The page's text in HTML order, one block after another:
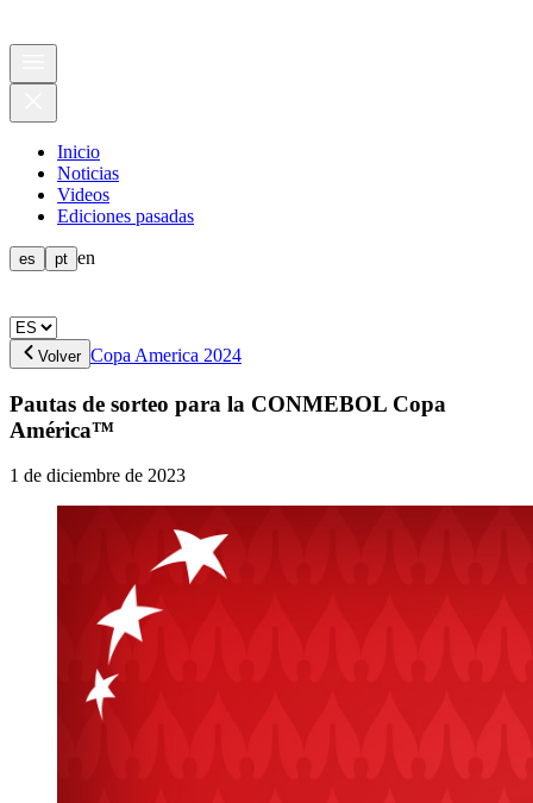
Inicio
Noticias
Videos
Ediciones pasadas
es pt en
Volver Copa America 2024
Pautas de sorteo para la CONMEBOL Copa
América™
1 de diciembre de 2023